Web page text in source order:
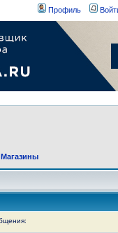
Профиль
Магазины